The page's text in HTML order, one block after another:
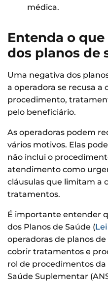
médica.
Entenda o
dos planos de
Uma negativa dos
a operadora se recusa
procedimento,
pelo beneficiário.
As operadoras podem
vários motivos. Elas
não inclui o
atendimento como
cláusulas que limitam a
tratamentos.
É importante entender
dos Planos de Saúde (
operadoras de planos
cobrir tratamentos e
rol de procedimentos
Saúde Suplementar